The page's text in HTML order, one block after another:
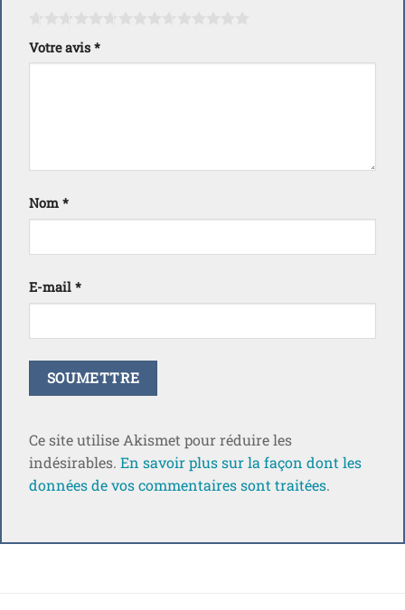
Votre avis *
Nom *
E-mail *
Ce site utilise Akismet pour réduire les
indésirables. En savoir plus sur la façon dont les
données de vos commentaires sont traitées.